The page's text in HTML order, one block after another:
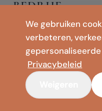
We gebruiken
verbeteren,
Privacybeleid
BEDRIJF
Contact
Privacybeleid
Wettelijke informatie
Gebruiksvoorwaarden
WINKEL
Vloervazen
Meditatie & Yoga